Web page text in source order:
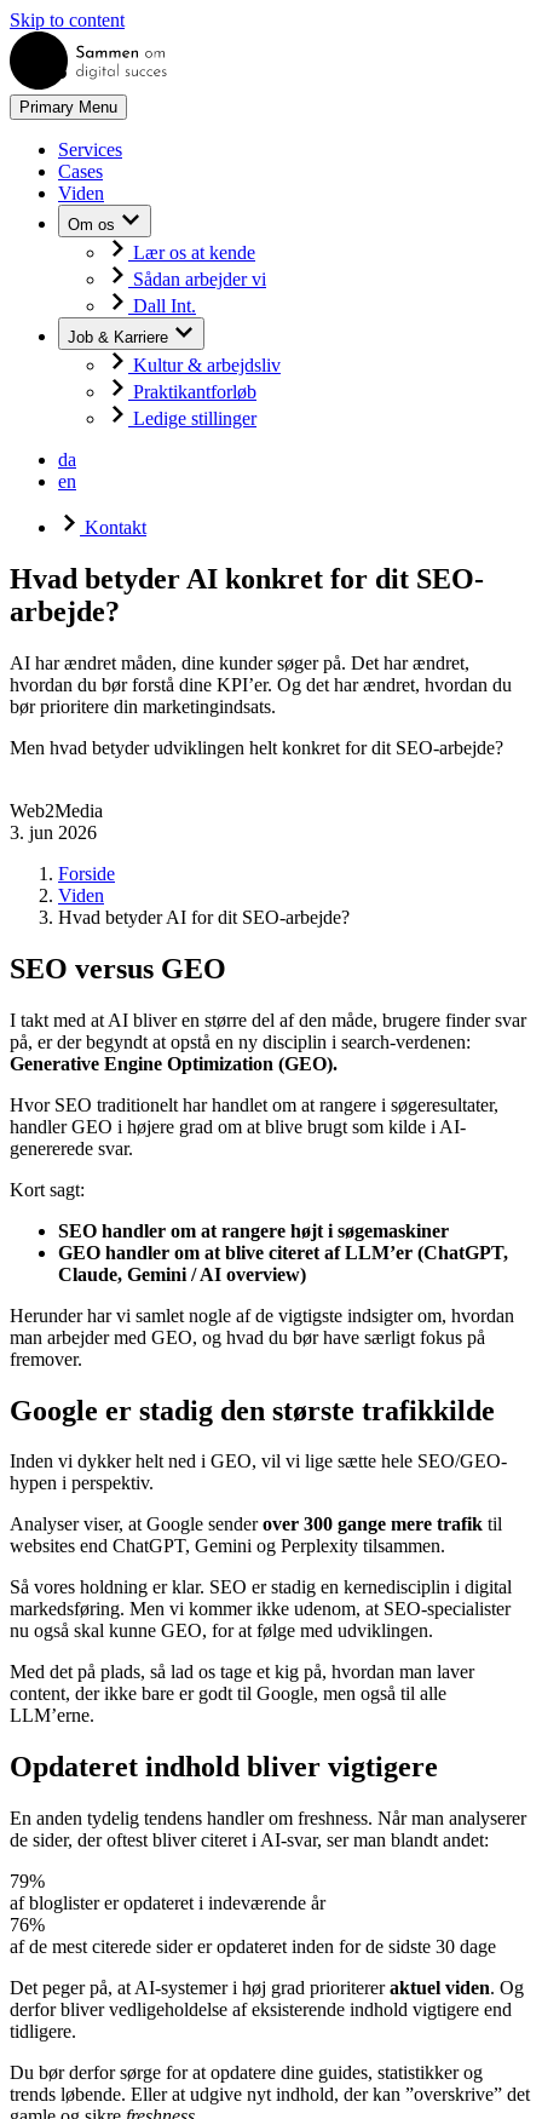
Skip to content
Primary Menu
Services
Cases
Viden
Om os
Lær os at kende
Sådan arbejder vi
Dall Int.
Job & Karriere
Kultur & arbejdsliv
Praktikantforløb
Ledige stillinger
da
en
Kontakt
Hvad betyder AI konkret for dit SEO-
arbejde?
AI har ændret måden, dine kunder søger på. Det har ændret,
hvordan du bør forstå dine KPI’er. Og det har ændret, hvordan du
bør prioritere din marketingindsats.
Men hvad betyder udviklingen helt konkret for dit SEO-arbejde?
Web2Media
3. jun 2026
Forside
Viden
Hvad betyder AI for dit SEO-arbejde?
SEO versus GEO
I takt med at AI bliver en større del af den måde, brugere finder svar
på, er der begyndt at opstå en ny disciplin i search-verdenen:
Generative Engine Optimization (GEO).
Hvor SEO traditionelt har handlet om at rangere i søgeresultater,
handler GEO i højere grad om at blive brugt som kilde i AI-
genererede svar.
Kort sagt:
SEO handler om at rangere højt i søgemaskiner
GEO handler om at blive citeret af LLM’er (ChatGPT,
Claude, Gemini / AI overview)
Herunder har vi samlet nogle af de vigtigste indsigter om, hvordan
man arbejder med GEO, og hvad du bør have særligt fokus på
fremover.
Google er stadig den største trafikkilde
Inden vi dykker helt ned i GEO, vil vi lige sætte hele SEO/GEO-
hypen i perspektiv.
Analyser viser, at Google senderover 300 gange mere trafik til
websites end ChatGPT, Gemini og Perplexity tilsammen.
Så vores holdning er klar. SEO er stadig en kernedisciplin i digital
markedsføring. Men vi kommer ikke udenom, at SEO-specialister
nu også skal kunne GEO, for at følge med udviklingen.
Med det på plads, så lad os tage et kig på, hvordan man laver
content, der ikke bare er godt til Google, men også til alle
LLM’erne.
Opdateret indhold bliver vigtigere
En anden tydelig tendens handler om freshness. Når man analyserer
de sider, der oftest bliver citeret i AI-svar, ser man blandt andet:
79%
af bloglister er opdateret i indeværende år
76%
af de mest citerede sider er opdateret inden for de sidste 30 dage
Det peger på, at AI-systemer i høj grad prioritereraktuel viden. Og
derfor bliver vedligeholdelse af eksisterende indhold vigtigere end
tidligere.
Du bør derfor sørge for at opdatere dine guides, statistikker og
trends løbende. Eller at udgive nyt indhold, der kan ”overskrive” det